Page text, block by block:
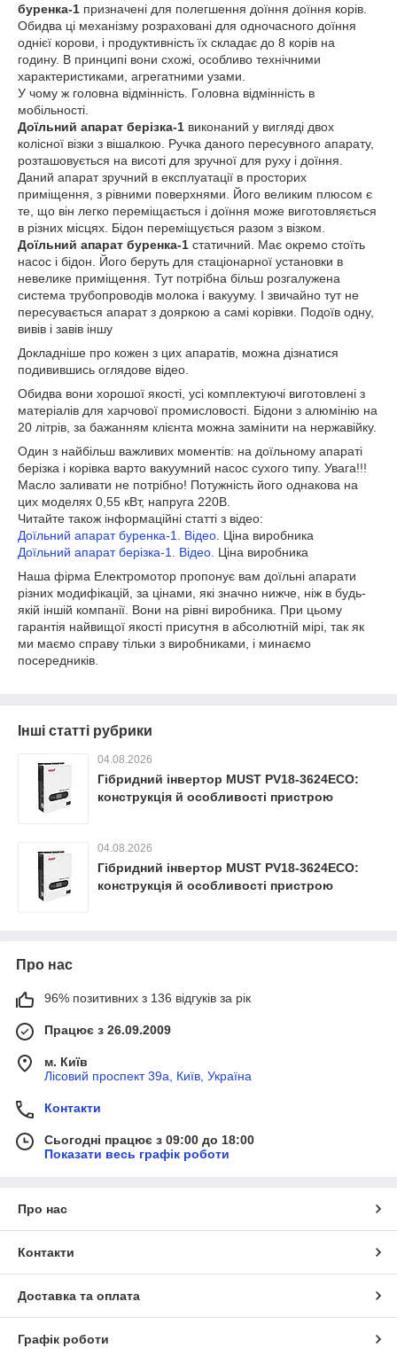
буренка-1 призначені для полегшення доїння доїння корів.
Обидва ці механізму розраховані для одночасного доїння
однієї корови, і продуктивність їх складає до 8 корів на
годину. В принципі вони схожі, особливо технічними
характеристиками, агрегатними узами.
У чому ж головна відмінність. Головна відмінність в
мобільності.
Доїльний апарат берізка-1 виконаний у вигляді двох
колісної візки з вішалкою. Ручка даного пересувного апарату,
розташовується на висоті для зручної для руху і доїння.
Даний апарат зручний в експлуатації в просторих
приміщення, з рівними поверхнями. Його великим плюсом є
те, що він легко переміщається і доїння може виготовляється
в різних місцях. Бідон переміщується разом з візком.
Доїльний апарат буренка-1 статичний. Має окремо стоїть
насос і бідон. Його беруть для стаціонарної установки в
невелике приміщення. Тут потрібна більш розгалужена
система трубопроводів молока і вакууму. І звичайно тут не
пересувається апарат з дояркою а самі корівки. Подоїв одну,
вивів і завів іншу
Докладніше про кожен з цих апаратів, можна дізнатися
подивившись оглядове відео.
Обидва вони хорошої якості, усі комплектуючі виготовлені з
матеріалів для харчової промисловості. Бідони з алюмінію на
20 літрів, за бажанням клієнта можна замінити на нержавійку.
Один з найбільш важливих моментів: на доїльному апараті
берізка і корівка варто вакуумний насос сухого типу. Увага!!!
Масло заливати не потрібно! Потужність його однакова на
цих моделях 0,55 кВт, напруга 220В.
Читайте також інформаційні статті з відео:
Доїльний апарат буренка-1. Відео . Ціна виробника
Доїльний апарат берізка-1. Відео. Ціна виробника
Наша фірма Електромотор пропонує вам доїльні апарати
різних модифікацій, за цінами, які значно нижче, ніж в будь-
якій іншій компанії. Вони на рівні виробника. При цьому
гарантія найвищої якості присутня в абсолютній мірі, так як
ми маємо справу тільки з виробниками, і минаємо
посередників.
Інші статті рубрики
04.08.2026
Гібридний інвертор MUST PV18-3624ECO:
конструкція й особливості пристрою
04.08.2026
Гібридний інвертор MUST PV18-3624ECO:
конструкція й особливості пристрою
Про нас
96% позитивних з 136 відгуків за рік
Працює з 26.09.2009
м. Київ
Лісовий проспект 39а, Київ, Україна
Контакти
Сьогодні працює з 09:00 до 18:00
Показати весь графік роботи
Про нас
Контакти
Доставка та оплата
Графік роботи